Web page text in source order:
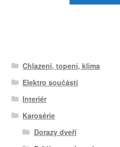
Chlazení, topení, klima
Elektro součásti
Interiér
Karosérie
Dorazy dveří